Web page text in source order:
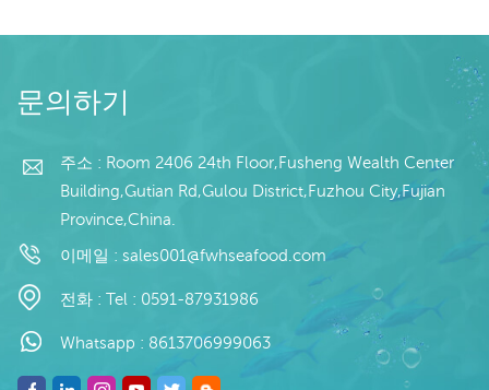
이너 지불: 보자마자 TT / С
내 원산지: 중국 브랜드: 푸
왕 행 판매 모델: 도매/수출
된 취소 불가능한 LC 배송:
입금 확인 후 20일 이내
문의하기
주소 : Room 2406 24th Floor,Fusheng Wealth Center
Building,Gutian Rd,Gulou District,Fuzhou City,Fujian
Province,China.
이메일 : sales001@fwhseafood.com
전화 : Tel : 0591-87931986
Whatsapp : 8613706999063